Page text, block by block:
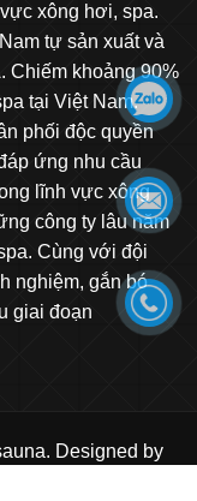
xông hơi, spa.
tự sản xuất và
Chiếm khoảng 90%
tại Việt Nam.
phối độc quyền
ứng nhu cầu
lĩnh vực xông
công ty lâu năm
Cùng với đội
nghiệm, gắn bó
giai đoạn
Designed by